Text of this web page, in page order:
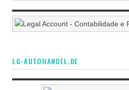
LG-AUTOHANDEL.DE